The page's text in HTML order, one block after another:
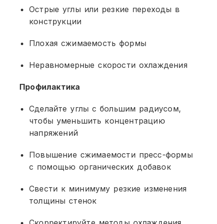
Острые углы или резкие переходы в
конструкции
Плохая сжимаемость формы
Неравномерные скорости охлаждения
Профилактика
Сделайте углы с большим радиусом,
чтобы уменьшить концентрацию
напряжений
Повышение сжимаемости пресс-формы
с помощью органических добавок
Свести к минимуму резкие изменения
толщины стенок